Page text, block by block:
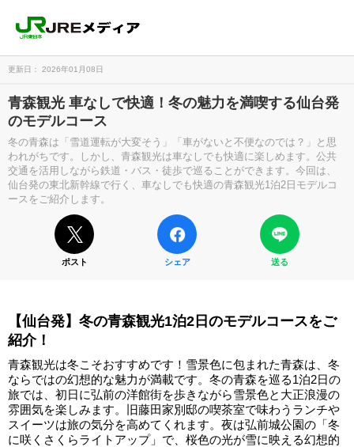
更新日： 2026年01月08日
青森観光 車なしで快適！冬の魅力を満喫する仙台発
のモデルコース
冬の青森は「雪道運転が大変そう」「車がないと不便なのでは？」と思
われがちです。しかし、青森観光は車なしでも快適に楽しめます。公共
交通を活用しながら鉄道・バス・徒歩で巡ることができます。今回は、
仙台発の東北新幹線で行く、車なしでも快適の青森観光1泊2日モデルコ
ースをご紹介します。
ポスト シェア 送る
【仙台発】冬の青森観光1泊2日のモデルコースをご
紹介！
青森観光は冬こそおすすめです！雪景色に包まれた青森は、冬
ならではの幻想的な魅力が満載です。冬の青森を巡る1泊2日の
旅では、初日に弘前の洋館街を歩きながら雪景色と大正浪漫の
雰囲気を楽しみます。旧藤田家別邸の喫茶室で味わうランチや
スイーツは旅の気分を高めてくれます。夜は弘前城公園の「冬
に咲くさくらライトアップ」で、桜色の光が雪に映える幻想的